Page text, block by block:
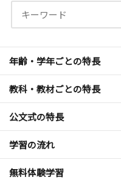
年齢・学年ごとの特長
教科・教材ごとの特長
公文式の特長
学習の流れ
無料体験学習